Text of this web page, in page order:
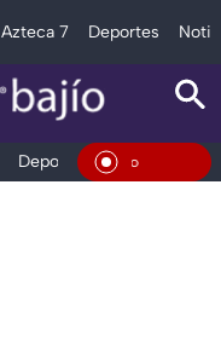
Azteca 7 Deportes
Deportes Espectáculos
En Vivo